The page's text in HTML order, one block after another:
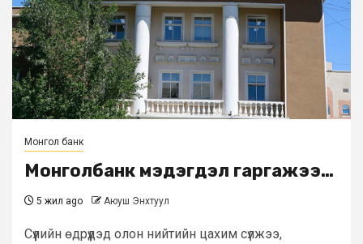
Монгол банк
Монголбанк мэдэгдэл гаргажээ…
5 жил ago Аюуш Энхтуул
Сүүлийн өдрүүдэд олон нийтийн цахим сүлжээ,